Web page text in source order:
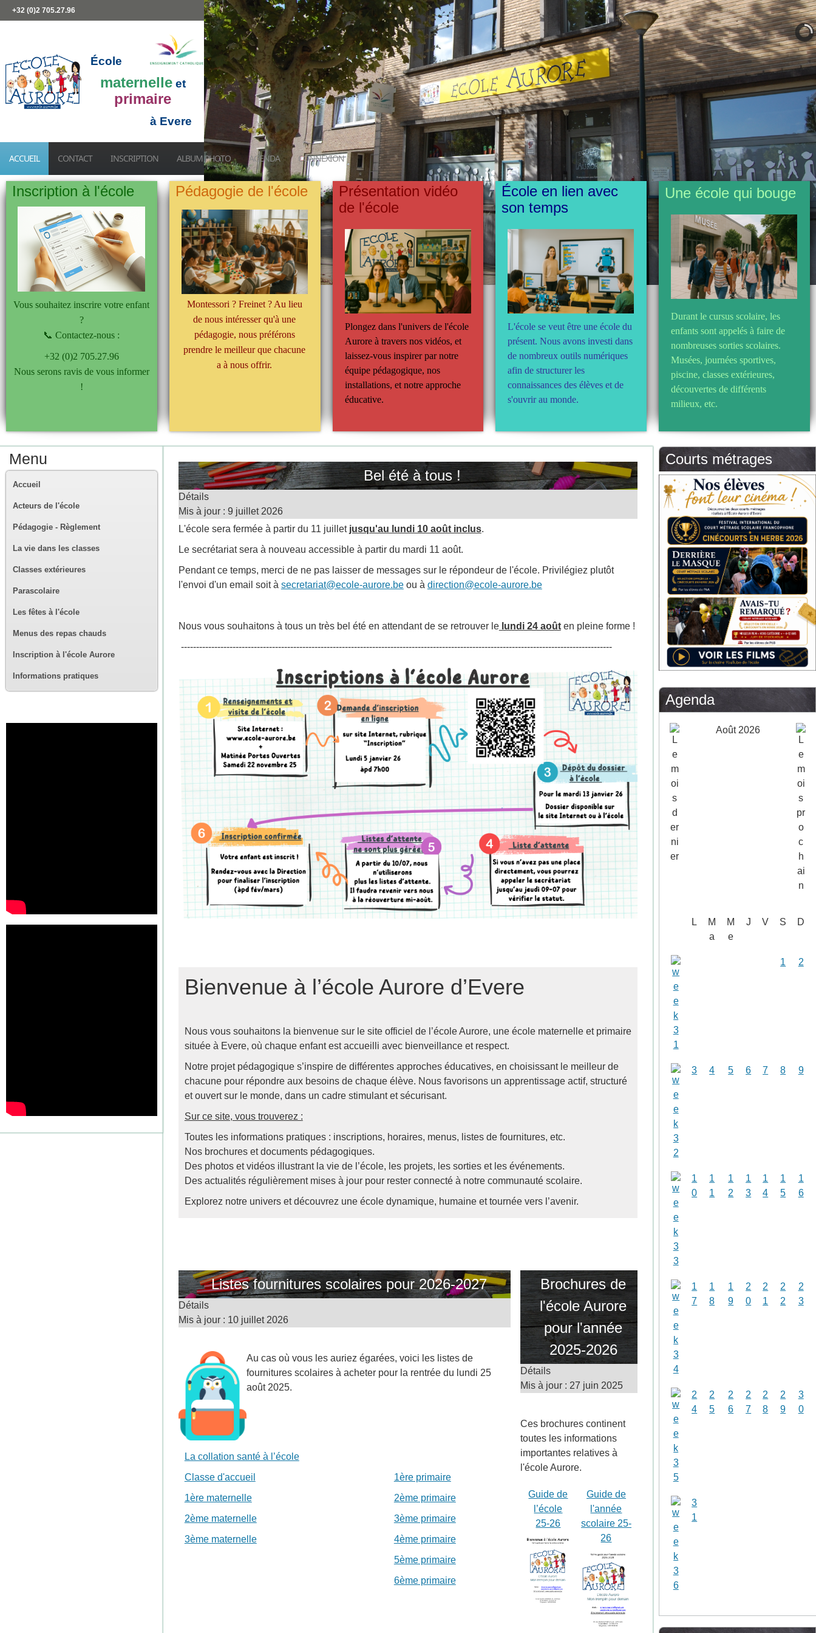
+32 (0)2 705.27.96
École
maternelle et
primaire
à Evere
ACCUEIL CONTACT INSCRIPTION ALBUM PHOTO AGENDA CONNEXION
Inscription à l'école
Vous souhaitez inscrire votre enfant
?
📞 Contactez-nous :
+32 (0)2 705.27.96
Nous serons ravis de vous informer
!
Pédagogie de l'école
Montessori ? Freinet ? Au lieu
de nous intéresser qu'à une
pédagogie, nous préférons
prendre le meilleur que chacune
a à nous offrir.
Présentation vidéo
de l'école
Plongez dans l'univers de l'école
Aurore à travers nos vidéos, et
laissez-vous inspirer par notre
équipe pédagogique, nos
installations, et notre approche
éducative.
École en lien avec
son temps
L'école se veut être une école du
présent. Nous avons investi dans
de nombreux outils numériques
afin de structurer les
connaissances des élèves et de
s'ouvrir au monde.
Une école qui bouge
Durant le cursus scolaire, les
enfants sont appelés à faire de
nombreuses sorties scolaires.
Musées, journées sportives,
piscine, classes extérieures,
découvertes de différents
milieux, etc.
Menu
Accueil
Acteurs de l'école
Pédagogie - Règlement
La vie dans les classes
Classes extérieures
Parascolaire
Les fêtes à l'école
Menus des repas chauds
Inscription à l'école Aurore
Informations pratiques
Bel été à tous !
Détails
Mis à jour : 9 juillet 2026
L'école sera fermée à partir du 11 juillet jusqu'au lundi 10 août inclus.
Le secrétariat sera à nouveau accessible à partir du mardi 11 août.
Pendant ce temps, merci de ne pas laisser de messages sur le répondeur de l'école. Privilégiez plutôt
l'envoi d'un email soit à secretariat@ecole-aurore.beou à direction@ecole-aurore.be
Nous vous souhaitons à tous un très bel été en attendant de se retrouver lelundi 24 aoûten pleine forme !
----------------------------------------------------------------------------------------------------------------------------------------------
Bienvenue à l’école Aurore d’Evere
Nous vous souhaitons la bienvenue sur le site officiel de l’école Aurore, une école maternelle et primaire
située à Evere, où chaque enfant est accueilli avec bienveillance et respect.
Notre projet pédagogique s’inspire de différentes approches éducatives, en choisissant le meilleur de
chacune pour répondre aux besoins de chaque élève. Nous favorisons un apprentissage actif, structuré
et ouvert sur le monde, dans un cadre stimulant et sécurisant.
Sur ce site, vous trouverez :
Toutes les informations pratiques : inscriptions, horaires, menus, listes de fournitures, etc.
Nos brochures et documents pédagogiques.
Des photos et vidéos illustrant la vie de l’école, les projets, les sorties et les événements.
Des actualités régulièrement mises à jour pour rester connecté à notre communauté scolaire.
Explorez notre univers et découvrez une école dynamique, humaine et tournée vers l’avenir.
Listes fournitures scolaires pour 2026-2027
Détails
Mis à jour : 10 juillet 2026
Au cas où vous les auriez égarées, voici les listes de
fournitures scolaires à acheter pour la rentrée du lundi 25
août 2025.
La collation santé à l’école
Classe d'accueil
1ère maternelle
2ème maternelle
3ème maternelle
1ère primaire
2ème primaire
3ème primaire
4ème primaire
5ème primaire
6ème primaire
Brochures de
l'école Aurore
pour l'année
2025-2026
Détails
Mis à jour : 27 juin 2025
Ces brochures continent
toutes les informations
importantes relatives à
l'école Aurore.
Guide de
l’école
25-26
Guide de
l'année
scolaire 25-
26
Courts métrages
Agenda
Août 2026
L
M
a
M
e
J V S D
1 2
3 4 5 6 7 8 9
1
0
1
1
1
2
1
3
1
4
1
5
1
6
1
7
1
8
1
9
2
0
2
1
2
2
2
3
2
4
2
5
2
6
2
7
2
8
2
9
3
0
3
1